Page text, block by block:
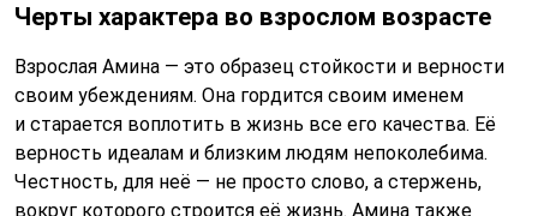
Черты характера во взрослом возрасте
Взрослая Амина — это образец стойкости и верности
своим убеждениям. Она гордится своим именем
и старается воплотить в жизнь все его качества. Её
верность идеалам и близким людям непоколебима.
Честность, для неё — не просто слово, а стержень,
вокруг которого строится её жизнь. Амина также